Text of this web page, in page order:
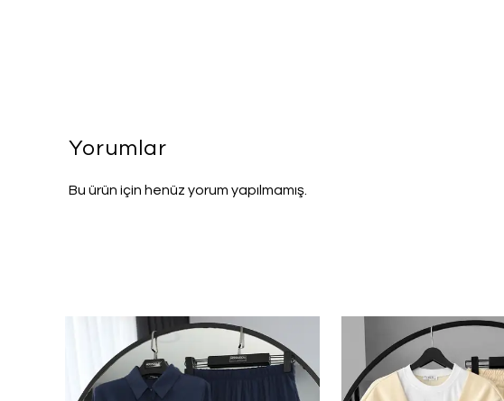
Yorumlar
Bu ürün için henüz yorum yapılmamış.